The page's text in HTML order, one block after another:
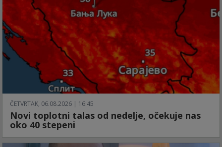
ČETVRTAK, 06.08.2026 | 16:45
Novi toplotni talas od nedelje, očekuje nas
oko 40 stepeni